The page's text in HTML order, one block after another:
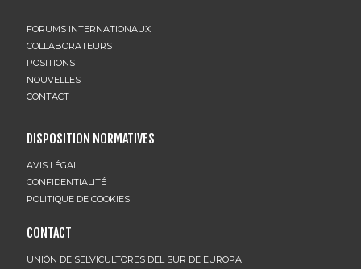
FORUMS INTERNATIONAUX
COLLABORATEURS
POSITIONS
NOUVELLES
CONTACT
DISPOSITION NORMATIVES
AVIS LÉGAL
CONFIDENTIALITÉ
POLITIQUE DE COOKIES
CONTACT
UNIÓN DE SELVICULTORES DEL SUR DE EUROPA